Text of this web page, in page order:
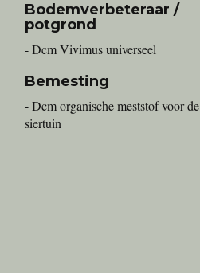
Bodemverbeteraar /
potgrond
- Dcm Vivimus universeel
Bemesting
- Dcm organische meststof voor de
siertuin